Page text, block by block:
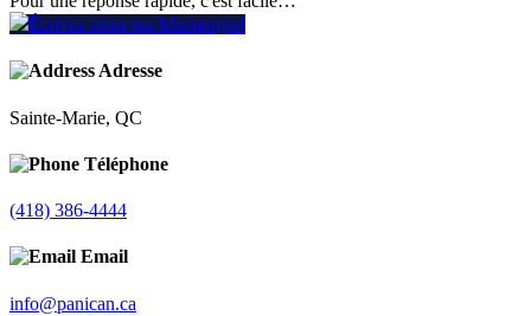
Écrivez-nous sur Messenger!
Adresse
Sainte-Marie, QC
Téléphone
(418) 386-4444
Email
info@panican.ca